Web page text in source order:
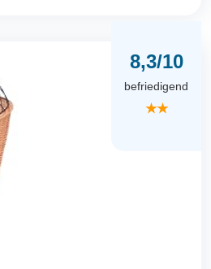
8,3/10
befriedigend
★★